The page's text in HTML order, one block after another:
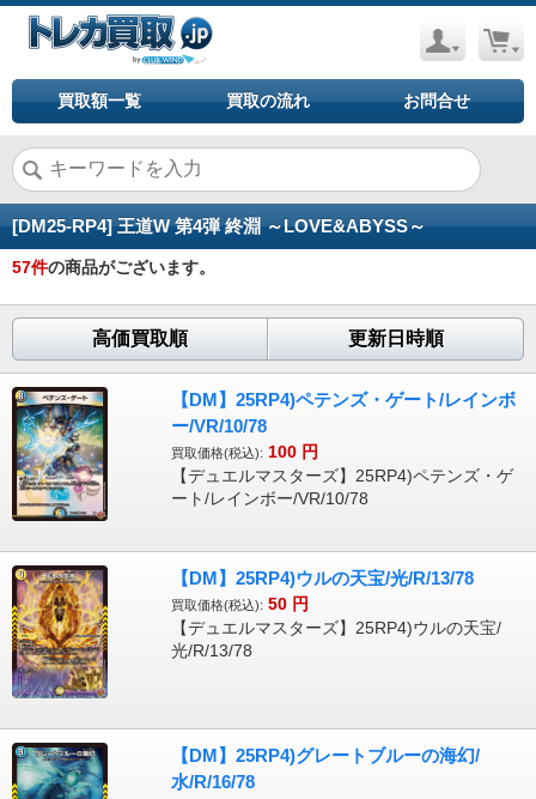
買取額一覧 買取の流れ お問合せ
[DM25-RP4] 王道W 第4弾 終淵 ～LOVE&ABYSS～
57件の商品がございます。
高価買取順 更新日時順
【DM】25RP4)ペテンズ・ゲート/レインボ
ー/VR/10/78
買取価格(税込): 100 円
【デュエルマスターズ】25RP4)ペテンズ・ゲ
ート/レインボー/VR/10/78
【DM】25RP4)ウルの天宝/光/R/13/78
買取価格(税込): 50 円
【デュエルマスターズ】25RP4)ウルの天宝/
光/R/13/78
【DM】25RP4)グレートブルーの海幻/
水/R/16/78